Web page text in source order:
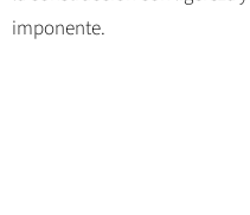
imponente.